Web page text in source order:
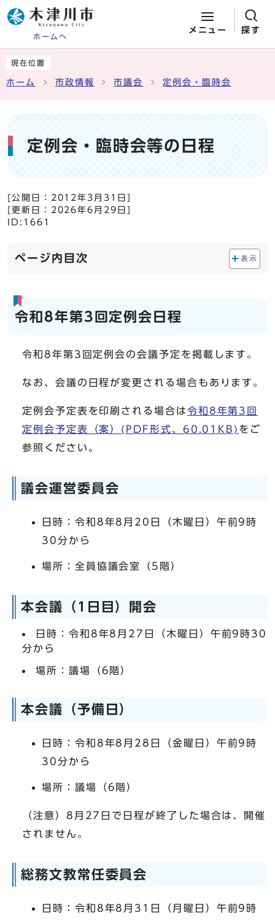
ホームへ
メニュー 探す
現在位置
ホーム 市政情報 市議会 定例会・臨時会
定例会・臨時会等の日程
[公開日： 2012年3月31日
[更新日： 2026年6月29日
ID:1661
ページ内目次 表示
令和8年第3回定例会日程
令和8年第3回定例会の会議予定を掲載します。
なお、会議の日程が変更される場合もあります。
定例会予定表を印刷される場合は令和8年第3回
定例会予定表（案）(PDF形式、60.01KB) をご
参照ください。
議会運営委員会
日時：令和8年8月20日（木曜日）午前9時
30分から
場所：全員協議会室（5階）
本会議（1日目）開会
日時：令和8年8月27日（木曜日）午前9時30
分から
場所：議場（6階）
本会議（予備日）
日時：令和8年8月28日（金曜日）午前9時
30分から
場所：議場（6階）
（注意）8月27日で日程が終了した場合は、開催
されません。
総務文教常任委員会
日時：令和8年8月31日（月曜日）午前9時